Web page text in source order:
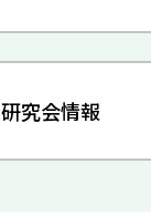
研究会情報